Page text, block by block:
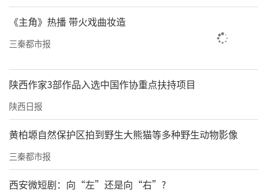
《主角》热播 带火戏曲妆造
三秦都市报
陕西作家3部作品入选中国作协重点扶持项目
陕西日报
黄柏塬自然保护区拍到野生大熊猫等多种野生动物影像
三秦都市报
西安微短剧：向“左”还是向“右”?